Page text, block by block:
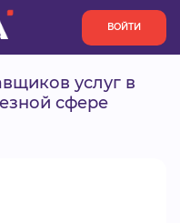
ВОЙТИ
услуг в
сфере